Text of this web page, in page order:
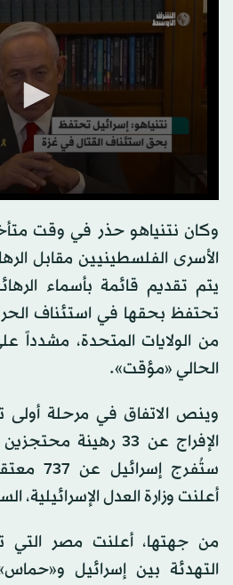
وكان نتنياهو حذر في وقت
الأسرى الفلسطينيين مقابل
يتم تقديم قائمة بأسماء
تحتفظ بحقها في استئناف
من الولايات المتحدة، مشدداً
الحالي «مؤقت».
وينص الاتفاق في مرحلة أولى
الإفراج عن 33 رهينة
ستُفرج
أعلنت وزارة العدل الإسرائيلية،
من جهتها، أعلنت مصر
التهدئة بين إسرائيل